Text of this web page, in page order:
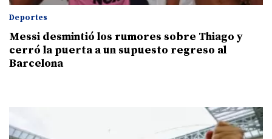
Deportes
Messi desmintió los rumores sobre Thiago y
cerró la puerta a un supuesto regreso al
Barcelona